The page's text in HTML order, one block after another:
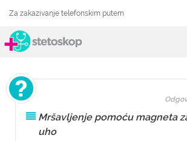
Za zakazivanje telefonskim putem
Mršavljenje pomoću magneta
uho